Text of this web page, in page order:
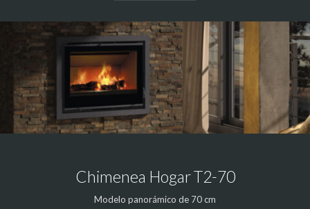
Chimenea Hogar T2-70
Modelo panorámico de 70 cm